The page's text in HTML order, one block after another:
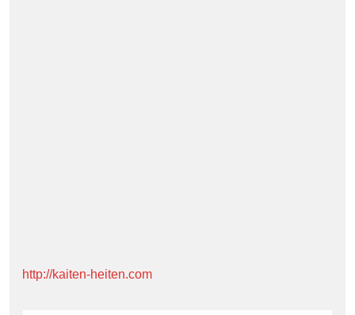
http://kaiten-heiten.com